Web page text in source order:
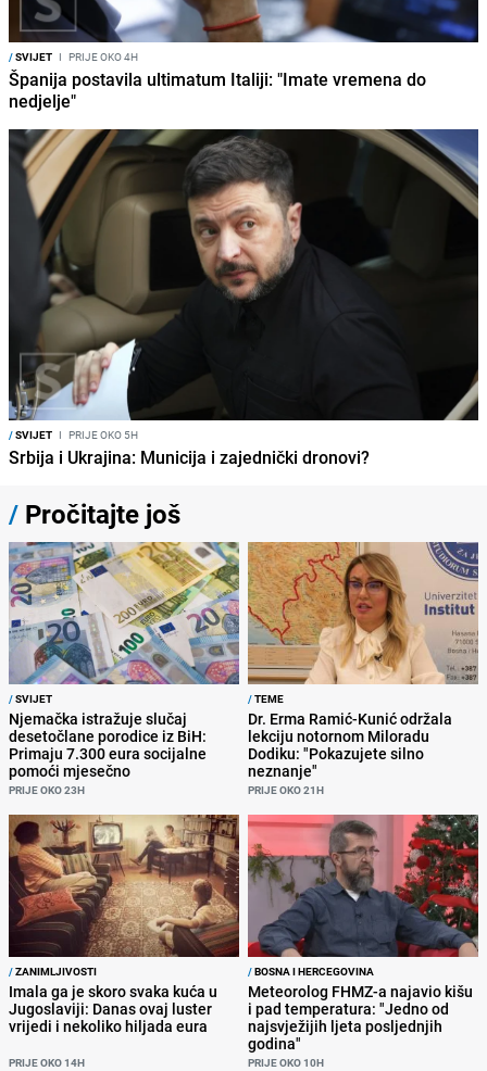
/SVIJET I PRIJE OKO 4H
Španija postavila ultimatum Italiji: "Imate vremena do
nedjelje"
/SVIJET I PRIJE OKO 5H
Srbija i Ukrajina: Municija i zajednički dronovi?
/ Pročitajte još
/SVIJET
Njemačka istražuje slučaj
desetočlane porodice iz BiH:
Primaju 7.300 eura socijalne
pomoći mjesečno
PRIJE OKO 23H
/TEME
Dr. Erma Ramić-Kunić održala
lekciju notornom Miloradu
Dodiku: "Pokazujete silno
neznanje"
PRIJE OKO 21H
/ZANIMLJIVOSTI
Imala ga je skoro svaka kuća u
Jugoslaviji: Danas ovaj luster
vrijedi i nekoliko hiljada eura
PRIJE OKO 14H
/BOSNA I HERCEGOVINA
Meteorolog FHMZ-a najavio kišu
i pad temperatura: "Jedno od
najsvježijih ljeta posljednjih
godina"
PRIJE OKO 10H